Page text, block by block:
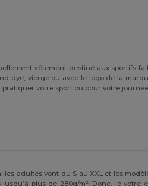
vêtement destiné aux sportifs
dye, vierge ou avec le logo de la
pratiquer votre sport ou pour votre
adultes vont du S au XXL et les
plus de 280g/m². Donc, le